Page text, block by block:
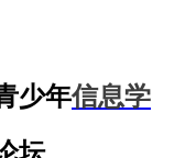
少年信息学
坛